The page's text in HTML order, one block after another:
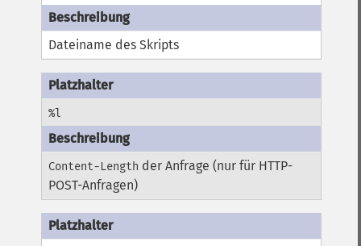
Dateiname des Skripts
%l
Content-Length der Anfrage (nur für HTTP-
POST-Anfragen)